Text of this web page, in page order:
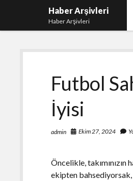
Haber Arşivleri
Haber Arşivleri
Futbol
İyisi
admin Ekim 27, 2024
Öncelikle,
ekipten